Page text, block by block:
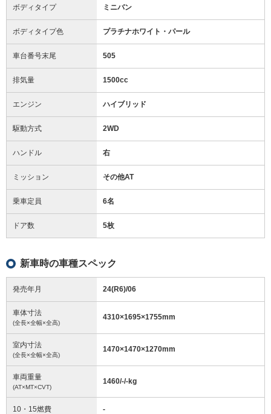
ボディタイプ ミニバン
ボディタイプ色 プラチナホワイト・パール
車台番号末尾 505
排気量 1500cc
エンジン ハイブリッド
駆動方式 2WD
ハンドル 右
ミッション その他AT
乗車定員 6名
ドア数 5枚
新車時の車種スペック
発売年月 24(R6)/06
車体寸法
(全長×全幅×全高)
4310×1695×1755mm
室内寸法
(全長×全幅×全高)
1470×1470×1270mm
車両重量
(AT×MT×CVT)
1460/-/-kg
10・15燃費 -